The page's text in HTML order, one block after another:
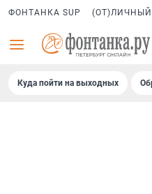
ФОНТАНКА SUP
Куда пойти на выходных